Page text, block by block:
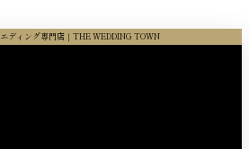
ディング専門店｜THE WEDDING TOWN